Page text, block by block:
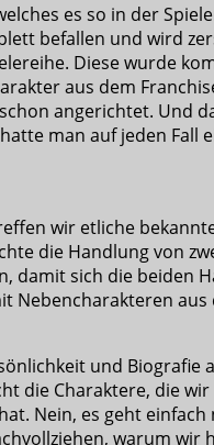
es so in der
befallen und wird
Diese wurde
aus dem
angerichtet. Und
man auf jeden Fall
wir etliche
die Handlung von
damit sich die
Nebencharakteren
und
die Charaktere, die
Nein, es geht
warum wir